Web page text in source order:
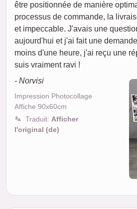
être positionnée de manière
processus de commande, la
et impeccable. J'avais une
aujourd'hui et j'ai fait une
moins d'une heure, j'ai reçu une
suis vraiment ravi !
- Norvisi
Impression Photocollage
Affiche 90x60cm
Traduit: Afficher
l'original (de)